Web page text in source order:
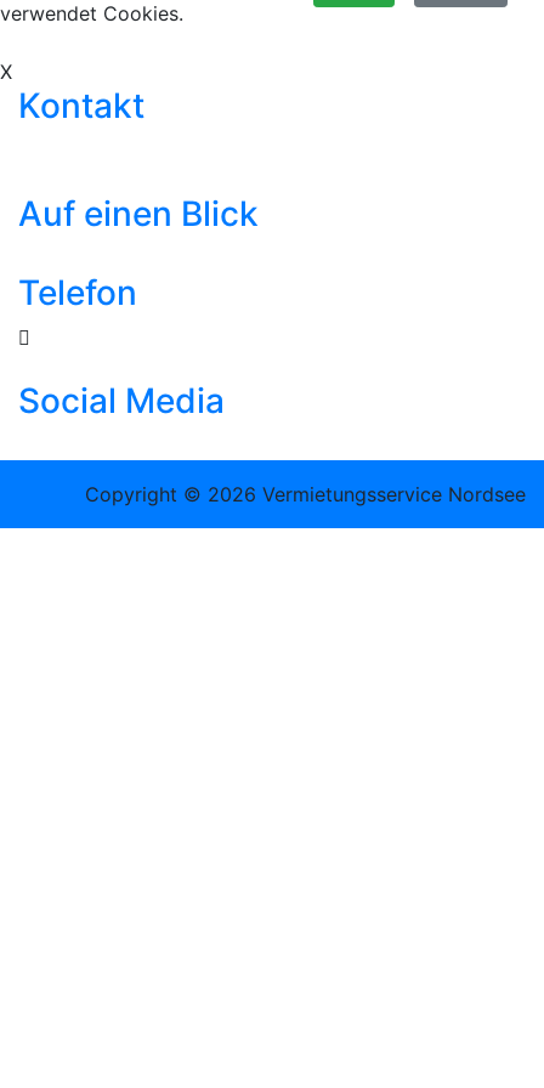
verwendet Cookies.
X
Kontakt
Auf einen Blick
Telefon
Social Media
Copyright © 2026 Vermietungsservice Nordsee